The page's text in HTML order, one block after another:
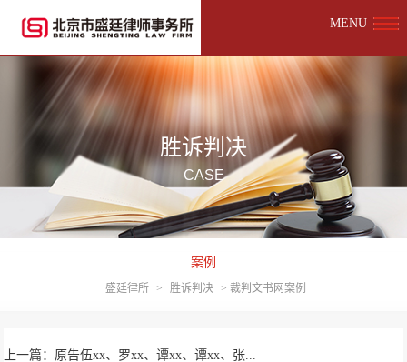
MENU
胜诉判决
CASE
案例
盛廷律所 > 胜诉判决 > 裁判文书网案例
上一篇：原告伍xx、罗xx、谭xx、谭xx、张...